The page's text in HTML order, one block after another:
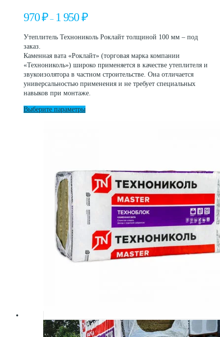
970₽ – 1 950₽Диапазон
–
950 ₽
Утеплитель Технониколь Роклайт толщиной 100 мм – под
заказ.
Каменная вата «Роклайт» (торговая марка компании
«Технониколь») широко применяется в качестве утеплителя и
звукоизолятора в частном строительстве. Она отличается
универсальностью применения и не требует специальных
навыков при монтаже.
Выберите параметрыЭтот
выбрать
на
странице
товара.